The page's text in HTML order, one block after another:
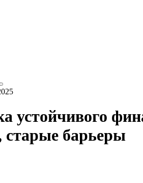
устойчивого
барьеры